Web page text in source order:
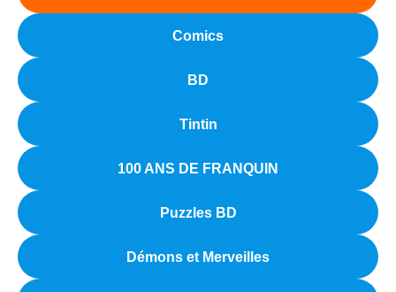
Comics
BD
Tintin
100 ANS DE FRANQUIN
Puzzles BD
Démons et Merveilles